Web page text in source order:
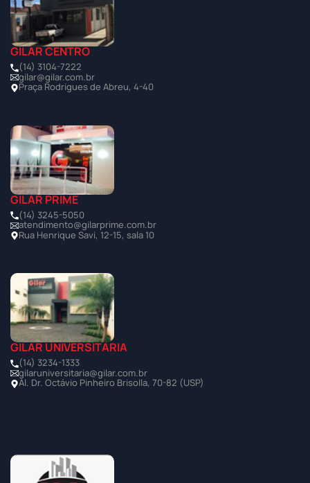
GILAR CENTRO
(14) 3104-7222
gilar@gilar.com.br
Praça Rodrigues de Abreu, 4-40
GILAR PRIME
(14) 3245-5050
atendimento@gilarprime.com.br
Rua Henrique Savi, 12-15, sala 10
GILAR UNIVERSITÁRIA
(14) 3234-1333
gilaruniversitaria@gilar.com.br
Al. Dr. Octávio Pinheiro Brisolla, 70-82 (USP)